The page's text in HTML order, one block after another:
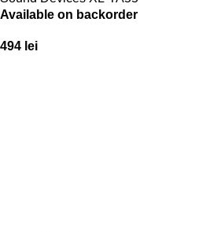
Available on backorder
494 lei